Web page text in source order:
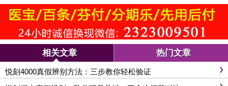
相关文章 热门文章
悦刻4000真假辨别方法：三步教你轻松验证